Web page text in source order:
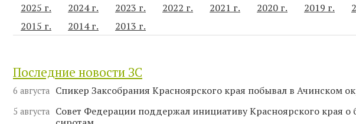
2025 г. 2024 г. 2023 г. 2022 г. 2021 г. 2020 г. 2019 г.
2015 г.
2014 г. 2013 г.
Последние новости ЗС
6 августа Спикер Заксобрания Красноярского края побывал в Ачинском
5 августа
Совет Федерации поддержал инициативу Красноярского края